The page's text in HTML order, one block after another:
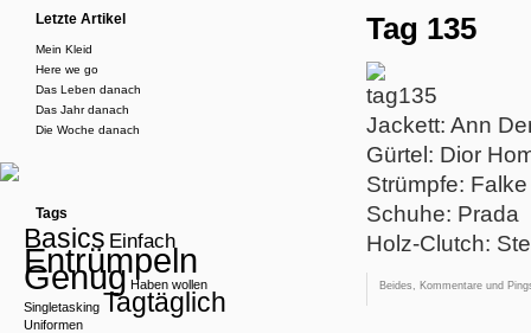
Tag 135
Jackett: Ann
Gürtel: Dior
Strümpfe: Falke
Schuhe: Prada
Holz-Clutch:
Beides, Kommentare und
Letzte Artikel
Mein Kleid
Here we go
Das Leben danach
Das Jahr danach
Die Woche danach
Tags
Basics Einfach
Entrümpeln
Genug Haben wollen
Singletasking Tagtäglich
Uniformen